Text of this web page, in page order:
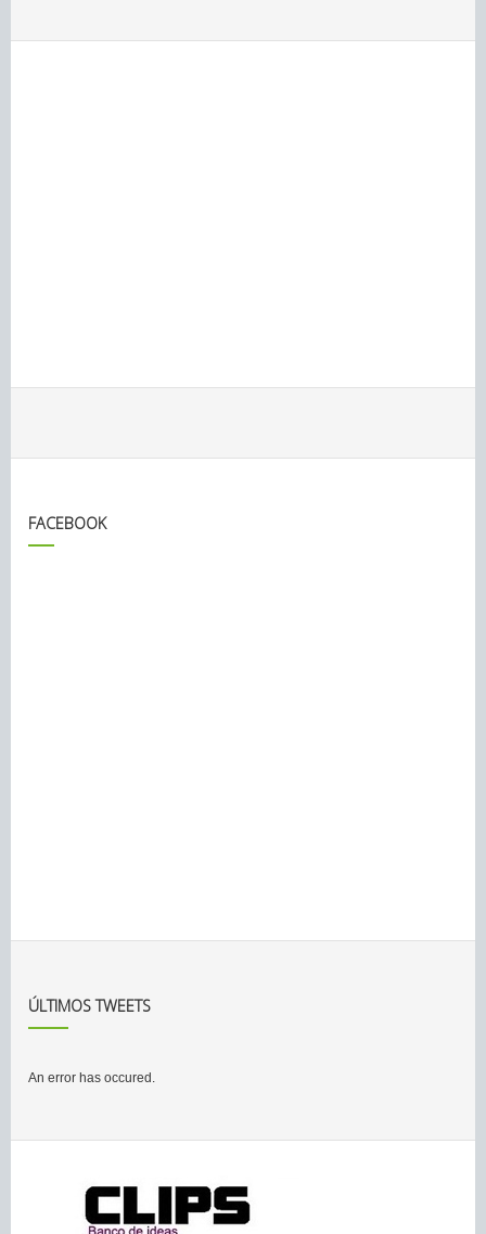
FACEBOOK
ÚLTIMOS TWEETS
An error has occured.